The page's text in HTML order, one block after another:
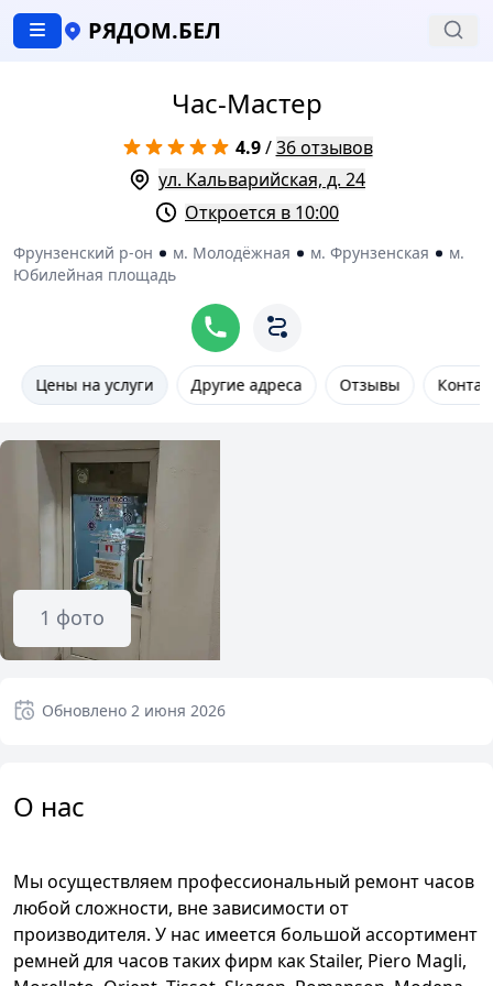
РЯДОМ.БЕЛ
Час-Мастер
4.9/36 отзывов
ул. Кальварийская, д. 24
Откроется в 10:00
Фрунзенский р-он м. Молодёжная м. Фрунзенская
м.
Юбилейная площадь
Цены на услуги Другие адреса Отзывы
1 фото
Обновлено 2 июня 2026
О нас
Мы осуществляем профессиональный ремонт часов
любой сложности, вне зависимости от
производителя. У нас имеется большой ассортимент
ремней для часов таких фирм как Stailer, Piero Magli,